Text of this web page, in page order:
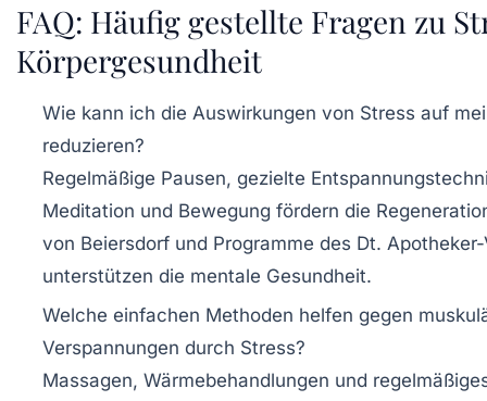
FAQ: Häufig gestellte Fragen zu
Körpergesundheit
Wie kann ich die Auswirkungen von Stress auf
reduzieren?
Regelmäßige Pausen, gezielte
Meditation und Bewegung fördern die
von Beiersdorf und Programme des Dt.
unterstützen die mentale Gesundheit.
Welche einfachen Methoden helfen gegen
Verspannungen durch Stress?
Massagen, Wärmebehandlungen und